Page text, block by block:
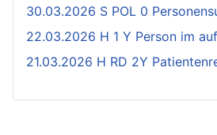
30.03.2026 S POL 0
22.03.2026 H 1 Y Person im
21.03.2026 H RD 2Y